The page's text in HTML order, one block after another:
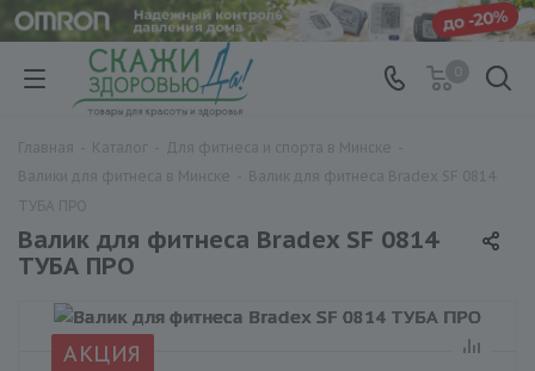
Валик для фитнеса Bradex SF 0814
ТУБА ПРО
АКЦИЯ